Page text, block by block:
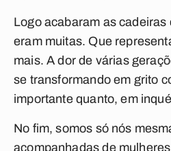
Logo acabaram as cadeiras
eram muitas. Que
mais. A dor de várias
se transformando em grito
importante quanto, em
No fim, somos só nós
acompanhadas de